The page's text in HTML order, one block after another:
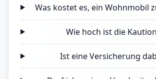
Was kostet es, ein Wohnmobil
Wie hoch ist die
Ist eine Versicherung